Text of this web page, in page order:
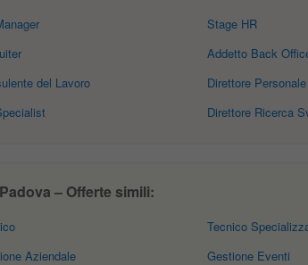
del Lavoro
Stage HR
Addetto Back
Direttore Personale
Direttore Ricerca
– Offerte simili:
Aziendale
Tecnico
Gestione Eventi